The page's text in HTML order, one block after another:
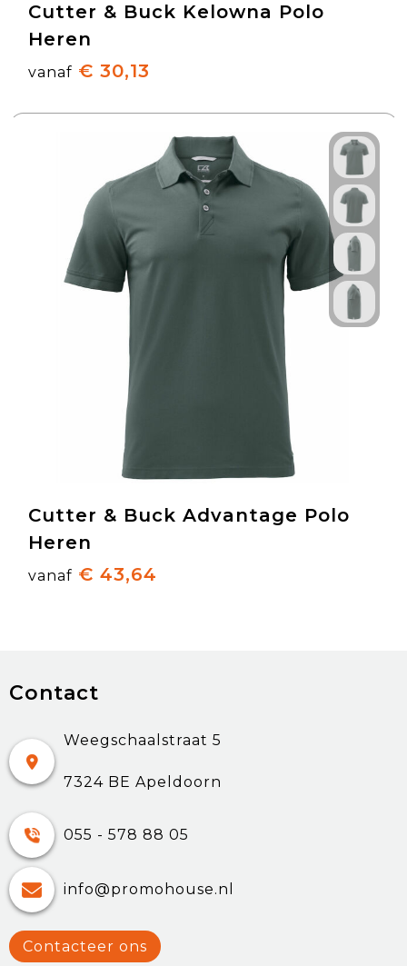
Cutter & Buck Kelowna Polo
Heren
vanaf € 30,13
Cutter & Buck Advantage Polo
Heren
vanaf € 43,64
Contact
Weegschaalstraat 5
7324 BE Apeldoorn
055 - 578 88 05
info@promohouse.nl
Contacteer ons